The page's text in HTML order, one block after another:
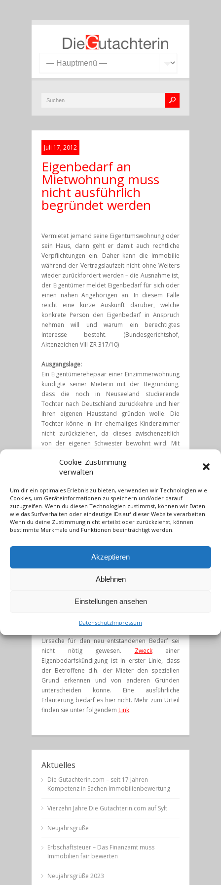
Cookie-Zustimmung
verwalten
Um dir ein optimales Erlebnis zu bieten, verwenden wir Technologien wie
Cookies, um Geräteinformationen zu speichern und/oder darauf
zuzugreifen. Wenn du diesen Technologien zustimmst, können wir Daten
wie das Surfverhalten oder eindeutige IDs auf dieser Website verarbeiten.
Wenn du deine Zustimmung nicht erteilst oder zurückziehst, können
bestimmte Merkmale und Funktionen beeinträchtigt werden.
Akzeptieren
Ablehnen
Einstellungen ansehen
DatenschutzImpressum
Juli 17, 2012
Eigenbedarf an
Mietwohnung muss
nicht ausführlich
begründet werden
Vermietet jemand seine Eigentumswohnung oder
sein Haus, dann geht er damit auch rechtliche
Verpflichtungen ein. Daher kann die Immobilie
während der Vertragslaufzeit nicht ohne Weiters
wieder zurückfordert werden – die Ausnahme ist,
der Eigentümer meldet Eigenbedarf für sich oder
einen nahen Angehörigen an. In diesem Falle
reicht eine kurze Auskunft darüber, welche
konkrete Person den Eigenbedarf in Anspruch
nehmen will und warum ein berechtigtes
Interesse besteht. (Bundesgerichtshof,
Aktenzeichen VIII ZR 317/10)
Ausgangslage:
Ein Eigentümerehepaar einer Einzimmerwohnung
kündigte seiner Mieterin mit der Begründung,
dass die noch in Neuseeland studierende
Tochter nach Deutschland zurückkehre und hier
ihren eigenen Hausstand gründen wolle. Die
Tochter könne in ihr ehemaliges Kinderzimmer
nicht zurückziehen, da dieses zwischenzeitlich
von der eigenen Schwester bewohnt wird. Mit
Pflicht nachgegangen zu sein. Die Mieterin sah die
Situation anders und monierte, dass die Gründe
genug dargelegt worden seien. Es fehle
insbesondere konkrete Angaben zur derzeitigen
Wohnsituation der Tochter und zur jetzigen
Verwendung des ehemaligen Kinderzimmers.
Daraufhin kam es zu einem Prozess durch drei
Eigenbedarfskündigung des Eigentümerehepaars
nicht nachgebessert bzw. neu formuliert werden
Wohnung ausziehen. Mehr Angaben als die
Ursache für den neu entstandenen Bedarf sei
nicht nötig gewesen. Zweckeiner
Eigenbedarfskündigung ist in erster Linie, dass
der Betroffene d.h. der Mieter den speziellen
Grund erkennen und von anderen Gründen
unterscheiden könne. Eine ausführliche
Erläuterung bedarf es hier nicht. Mehr zum Urteil
finden sie unter folgendem Link.
Aktuelles
Die Gutachterin.com – seit 17 Jahren
Kompetenz in Sachen Immobilienbewertung
Vierzehn Jahre Die Gutachterin.com auf Sylt
Neujahrsgrüße
Erbschaftsteuer – Das Finanzamt muss
Immobilien fair bewerten
Neujahrsgrüße 2023